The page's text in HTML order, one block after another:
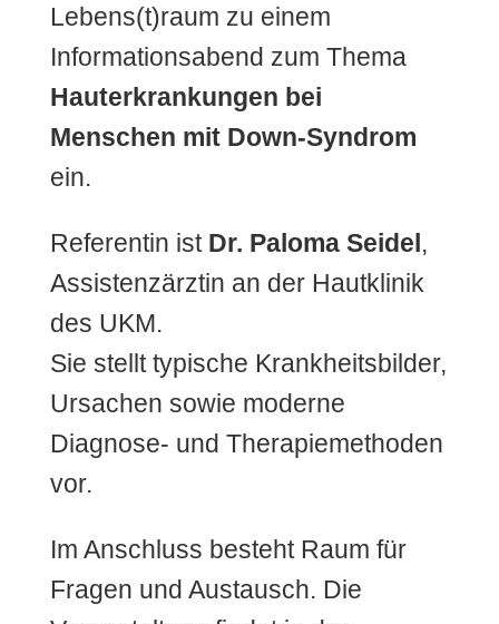
Lebens(t)raum zu einem
Informationsabend zum Thema
Hauterkrankungen bei
Menschen mit Down-Syndrom
ein.
Referentin ist Dr. Paloma Seidel,
Assistenzärztin an der Hautklinik
des UKM.
Sie stellt typische Krankheitsbilder,
Ursachen sowie moderne
Diagnose- und Therapiemethoden
vor.
Im Anschluss besteht Raum für
Fragen und Austausch. Die